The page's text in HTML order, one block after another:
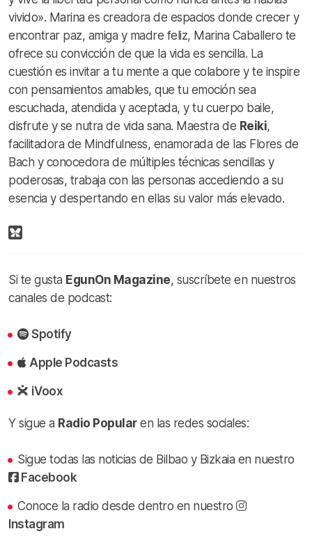
vivido». Marina es creadora de espacios donde crecer y
encontrar paz, amiga y madre feliz, Marina Caballero te
ofrece su convicción de que la vida es sencilla. La
cuestión es invitar a tu mente a que colabore y te inspire
con pensamientos amables, que tu emoción sea
escuchada, atendida y aceptada, y tu cuerpo baile,
disfrute y se nutra de vida sana. Maestra de Reiki,
facilitadora de Mindfulness, enamorada de las Flores de
Bach y conocedora de múltiples técnicas sencillas y
poderosas, trabaja con las personas accediendo a su
esencia y despertando en ellas su valor más elevado.
Si te gusta EgunOn Magazine, suscríbete en nuestros
canales de podcast:
Spotify
Apple Podcasts
iVoox
Y sigue a Radio Popularen las redes sociales:
Sigue todas las noticias de Bilbao y Bizkaia en nuestro
Facebook
Conoce la radio desde dentro en nuestro
Instagram